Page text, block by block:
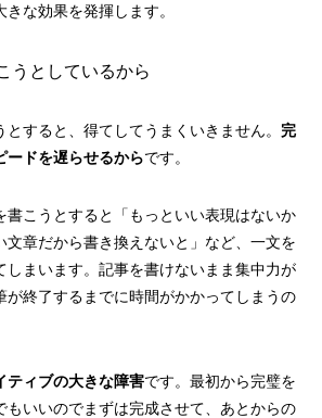
な効果を発揮します。
うとしているから
すると、得てしてうまくいきません。 完
ードを遅らせるからです。
書こうとすると「もっといい表現はないか
文章だから書き換えないと」など、一文を
しまいます。記事を書けないまま集中力が
が終了するまでに時間がかかってしまうの
ティブの大きな障害です。最初から完璧を
もいいのでまずは完成させて、あとからの